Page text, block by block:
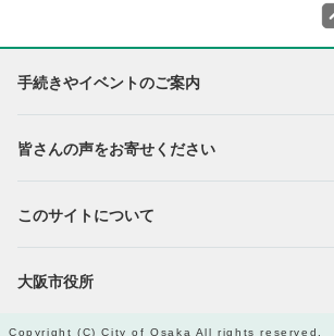
手続きやイベントのご案内
皆さんの声をお寄せください
このサイトについて
大阪市役所
Copyright (C) City of Osaka All rights reserved.